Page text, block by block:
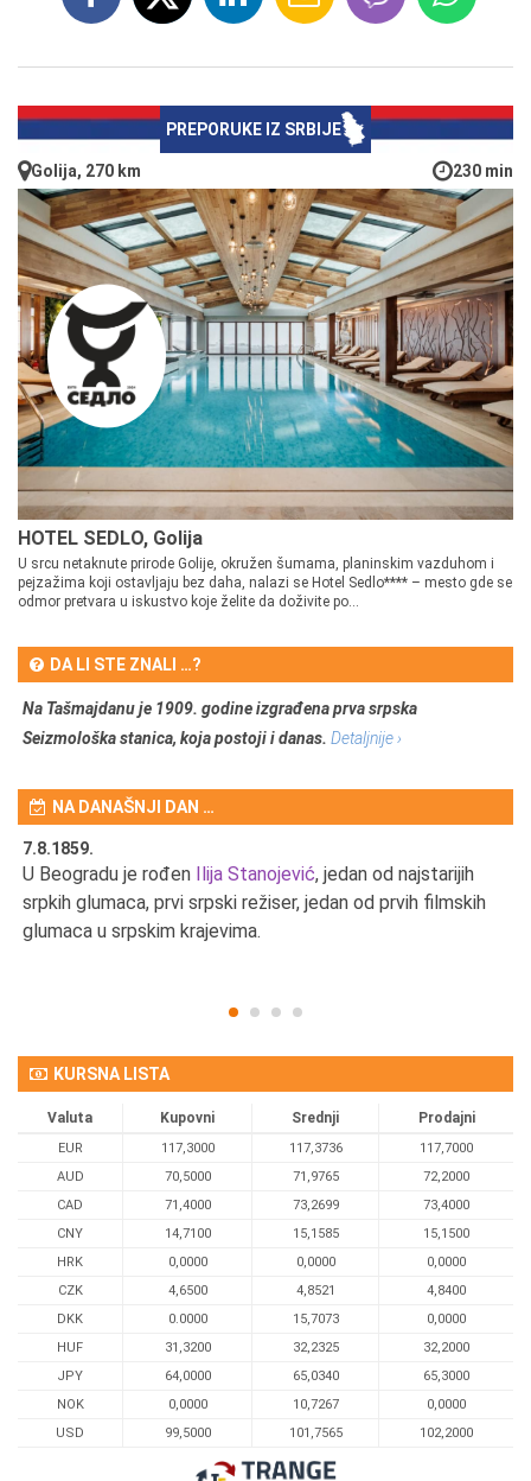
PREPORUKE IZ SRBIJE
Golija, 270 km 230 min
HOTEL SEDLO, Golija
U srcu netaknute prirode Golije, okružen šumama, planinskim vazduhom i
pejzažima koji ostavljaju bez daha, nalazi se Hotel Sedlo**** – mesto gde se
odmor pretvara u iskustvo koje želite da doživite po...
DA LI STE ZNALI …?
Na Tašmajdanu je 1909. godine izgrađena prva srpska
Seizmološka stanica, koja postoji i danas. Detaljnije ›
NA DANAŠNJI DAN …
7.8.1859.
U Beogradu je rođen Ilija Stanojević, jedan od najstarijih
srpkih glumaca, prvi srpski režiser, jedan od prvih filmskih
glumaca u srpskim krajevima.
KURSNA LISTA
Valuta Kupovni Srednji Prodajni
EUR 117,3000 117,3736
117,7000
AUD
70,5000 71,9765
72,2000
CAD
71,4000 73,2699
73,4000
CNY
14,7100 15,1585
15,1500
HRK
0,0000 0,0000
0,0000
CZK
4,6500 4,8521
4,8400
DKK
0.0000 15,7073
0,0000
HUF
31,3200 32,2325
32,2000
JPY
64,0000 65,0340
65,3000
NOK
0,0000 10,7267
0,0000
USD
99,5000 101,7565 102,2000